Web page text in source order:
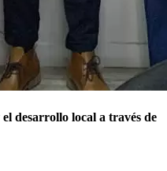
desarrollo local a través de